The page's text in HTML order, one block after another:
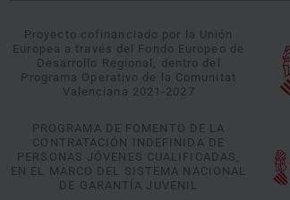
Proyecto cofinanciado por la Unión
Europea a través del Fondo Europeo de
Desarrollo Regional, dentro del
Programa Operativo de la Comunitat
Valenciana 2021-2027
PROGRAMA DE FOMENTO DE LA
CONTRATACIÓN INDEFINIDA DE
PERSONAS JÓVENES CUALIFICADAS,
EN EL MARCO DEL SISTEMA NACIONAL
DE GARANTÍA JUVENIL